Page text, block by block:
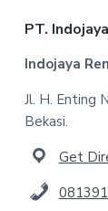
Footer
PT.
Indojaya
Jl. H. Enting
Bekasi.
Get